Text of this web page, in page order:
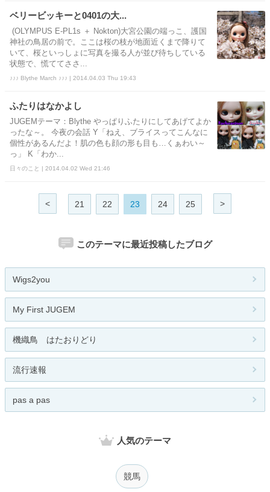
ベリービッキーと0401の大...
(OLYMPUS E-PL1s ＋ Nokton)大宮公園の端っこ、護国
神社の鳥居の前で。ここは桜の枝が地面近くまで降りて
いて、桜といっしょに写真を撮る人が並び待ちしている
状態で、慌ててささ...
♪♪♪ Blythe March ♪♪♪ | 2014.04.03 Thu 19:43
ふたりはなかよし
JUGEMテーマ：Blythe やっぱりふたりにしてあげてよか
ったな～。 今夜の会話 Y「ねえ、ブライスってこんなに
個性があるんだよ！肌の色も顔の形も目も…くぁわい～
っ」 K「わか...
日々のこと | 2014.04.02 Wed 21:46
< 21 22 23 24 25 >
このテーマに最近投稿したブログ
Wigs2you
My First JUGEM
機織鳥 はたおりどり
流行速報
pas a pas
人気のテーマ
競馬